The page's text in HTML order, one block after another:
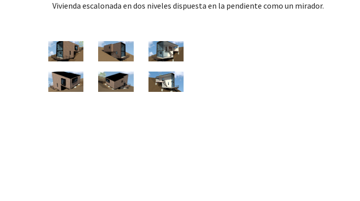
Vivienda escalonada en dos niveles dispuesta en la pendiente como un mirador.